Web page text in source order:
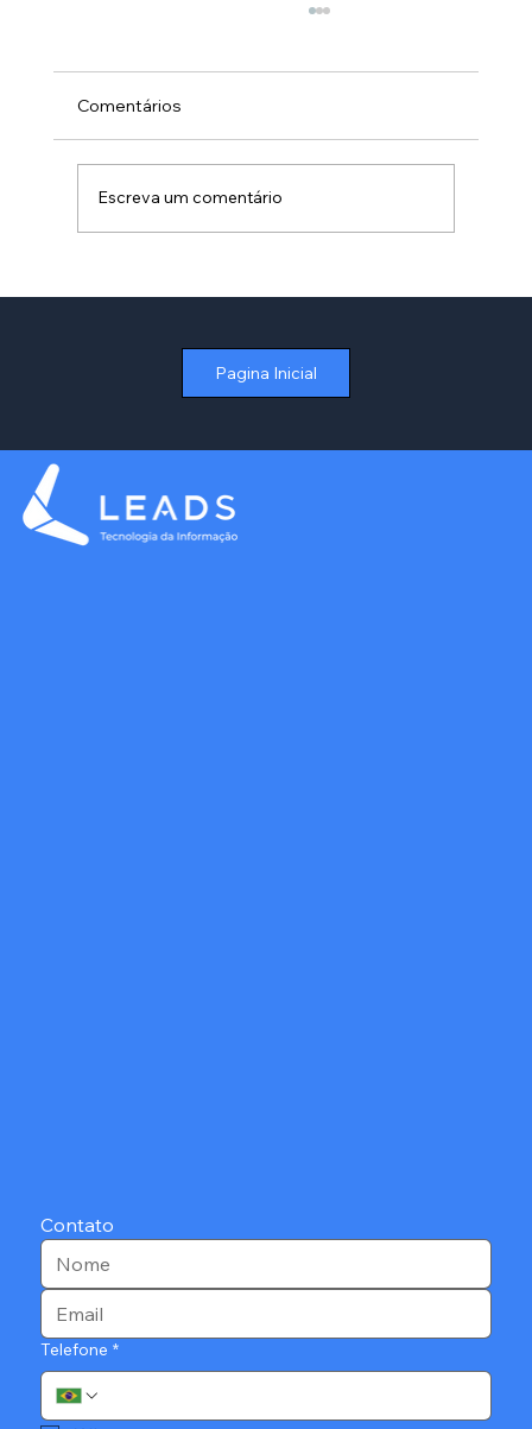
Pagina Inicial
Planilhas
Comentários
Escreva um comentário
Contato
Telefone *